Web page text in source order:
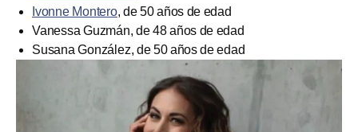
Ivonne Montero, de 50 años de edad
Vanessa Guzmán, de 48 años de edad
Susana González, de 50 años de edad